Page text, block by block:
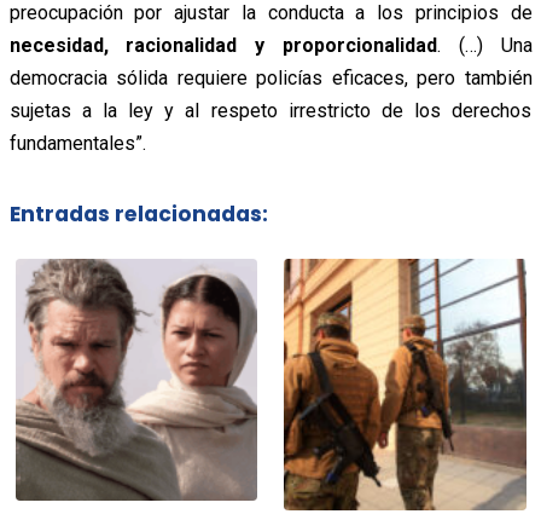
preocupación por ajustar la conducta a los principios de
necesidad, racionalidad y proporcionalidad. (…) Una
democracia sólida requiere policías eficaces, pero también
sujetas a la ley y al respeto irrestricto de los derechos
fundamentales”.
Entradas relacionadas: